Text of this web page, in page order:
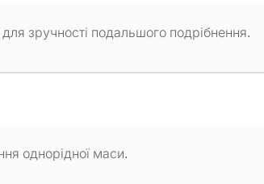
зручності подальшого подрібнення.
однорідної маси.